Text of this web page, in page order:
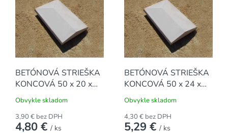
BETÓNOVÁ STRIEŠKA
KONCOVÁ 50 x 20 x
4,2 cm, ŠIKMÁ
Obvykle skladom
3,90 € bez DPH
4,80 € / ks
BETÓNOVÁ STRIEŠKA
KONCOVÁ 50 x 24 x
4,5 cm, ŠIKMÁ
Obvykle skladom
4,30 € bez DPH
5,29 € / ks